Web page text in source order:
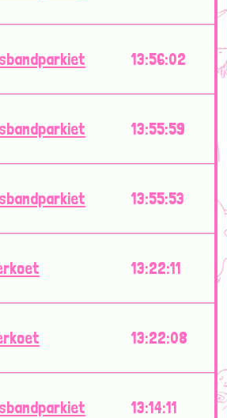
13:56:02
13:55:59
13:55:53
13:22:11
13:22:08
13:14:11